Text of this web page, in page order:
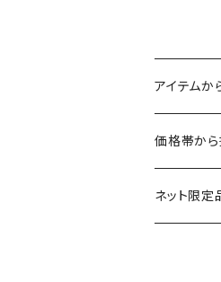
アイテムか
マグ
保冷缶ホル
価格帯から
～550円
ネット限定